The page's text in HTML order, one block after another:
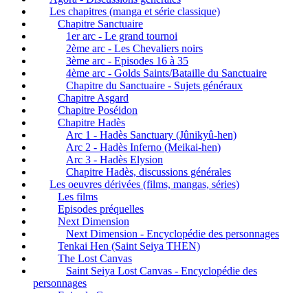
Les chapitres (manga et série classique)
Chapitre Sanctuaire
1er arc - Le grand tournoi
2ème arc - Les Chevaliers noirs
3ème arc - Episodes 16 à 35
4ème arc - Golds Saints/Bataille du Sanctuaire
Chapitre du Sanctuaire - Sujets généraux
Chapitre Asgard
Chapitre Poséidon
Chapitre Hadès
Arc 1 - Hadès Sanctuary (Jûnikyû-hen)
Arc 2 - Hadès Inferno (Meikai-hen)
Arc 3 - Hadès Elysion
Chapitre Hadès, discussions générales
Les oeuvres dérivées (films, mangas, séries)
Les films
Episodes préquelles
Next Dimension
Next Dimension - Encyclopédie des personnages
Tenkai Hen (Saint Seiya THEN)
The Lost Canvas
Saint Seiya Lost Canvas - Encyclopédie des
personnages